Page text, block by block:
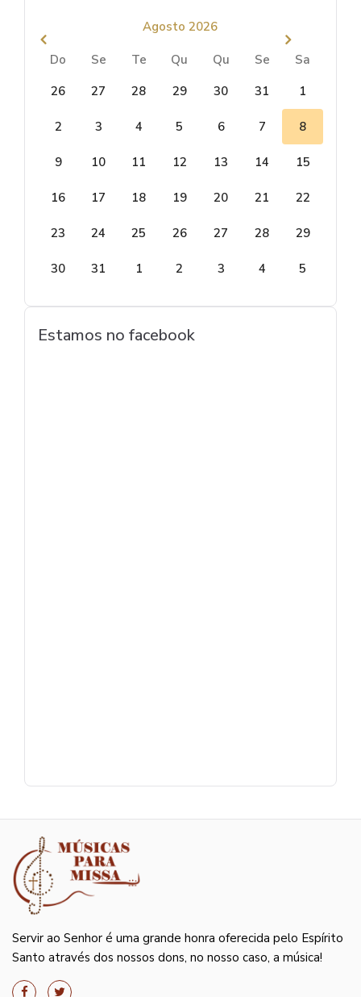
Agosto 2026
Do Se Te Qu Qu Se
Sa
26
27 28 29 30 31 1
2 3 4 5 6 7 8
9 10 11 12 13 14 15
16 17 18 19 20 21 22
23 24 25 26 27 28 29
30 31 1 2 3 4 5
Estamos no facebook
Servir ao Senhor é uma grande honra oferecida pelo Espírito
Santo através dos nossos dons, no nosso caso, a música!